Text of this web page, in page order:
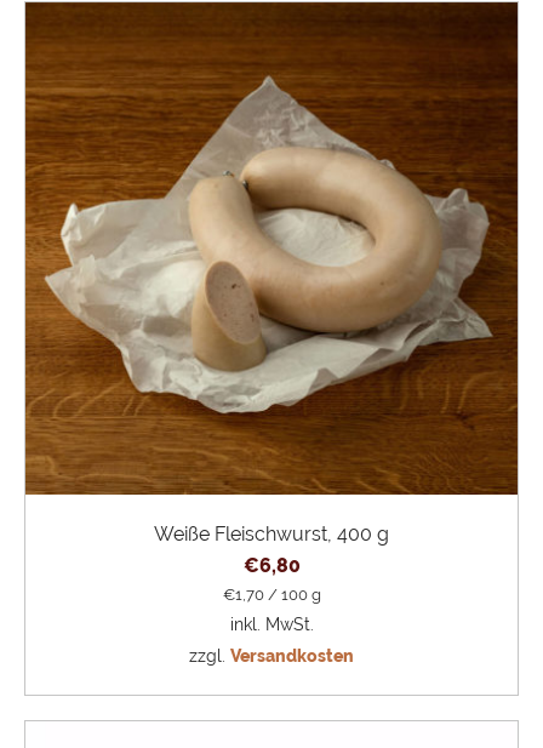
Weiße Fleischwurst, 400 g
€6,80
€1,70/ 100 g
inkl. MwSt.
zzgl. Versandkosten